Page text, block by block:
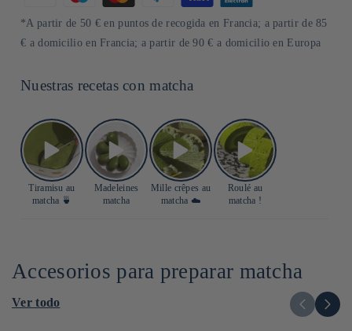
de
pago
*A partir de 50 € en puntos de recogida en Francia; a partir de 85
€ a domicilio en Francia; a partir de 90 € a domicilio en Europa
Nuestras recetas con matcha
Tiramisu au
matcha 🍵
Madeleines
matcha
Mille crêpes au
matcha ☁️
Roulé au
matcha !
Accesorios para preparar matcha
Ver todo